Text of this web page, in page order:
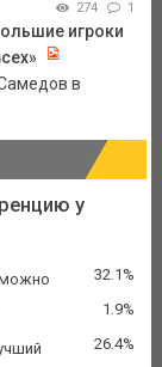
274 1
игроки
в
у
32.1%
1.9%
26.4%